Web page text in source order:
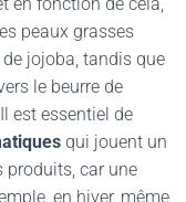
peaux grasses
jojoba, tandis que
le beurre de
est essentiel de
qui jouent un
produits, car une
en hiver, même